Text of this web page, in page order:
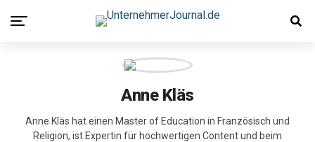
Anne Kläs
Anne Kläs hat einen Master of Education in Französisch und
Religion, ist Expertin für hochwertigen Content und beim